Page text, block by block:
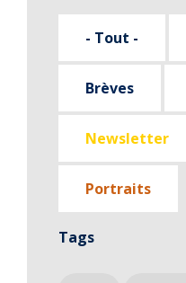
- Tout -
Brèves
Newsletter
Portraits
Tags